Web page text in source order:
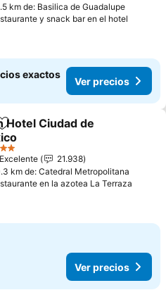
km de: Basilica de Guadalupe
y snack bar en el hotel
exactos
Ver precios
Agregar a favoritos
Hotel Ciudad de
Excelente
21.938
km de: Catedral Metropolitana
en la azotea La Terraza
Ver precios